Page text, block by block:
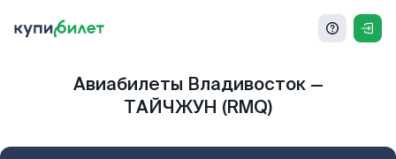
Авиабилеты Владивосток —
ТАЙЧЖУН (RMQ)